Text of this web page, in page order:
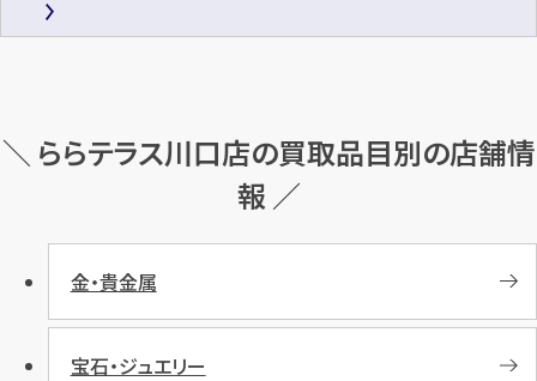
＼ ららテラス川口店の買取品目別の店舗情
報 ／
金・貴金属
宝石・ジュエリー